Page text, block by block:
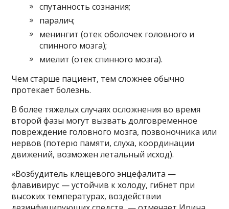
спутанность сознания;
паралич;
менингит (отек оболочек головного и
спинного мозга);
миелит (отек спинного мозга).
Чем старше пациент, тем сложнее обычно
протекает болезнь.
В более тяжелых случаях осложнения во время
второй фазы могут вызвать долговременное
повреждение головного мозга, позвоночника или
нервов (потерю памяти, слуха, координации
движений, возможен летальный исход).
«Возбудитель клещевого энцефалита —
флавивирус — устойчив к холоду, гибнет при
высоких температурах, воздействии